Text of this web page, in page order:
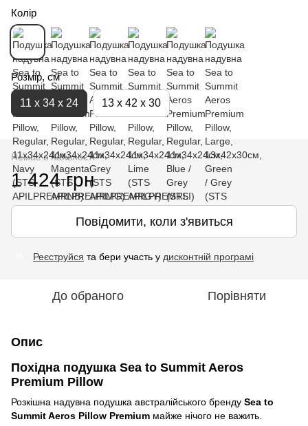
Колір
Розмір, см
11 х 34 х 24 13 х 42 х 30
Немає в наявності
1 424 грн
Повідомити, коли з'явиться
Реєструйся та бери участь у дисконтній програмі
До обраного Порівняти
Опис
Похідна подушка Sea to Summit Aeros
Premium Pillow
Розкішна надувна подушка австралійського бренду Sea to
Summit Aeros Pillow Premium майже нічого не важить.